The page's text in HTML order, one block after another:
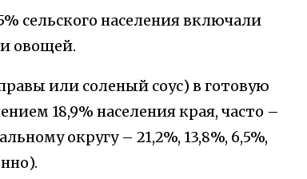
сельского населения включали
овощей.
или соленый соус) в готовую
18,9% населения края, часто –
округу – 21,2%, 13,8%, 6,5%,